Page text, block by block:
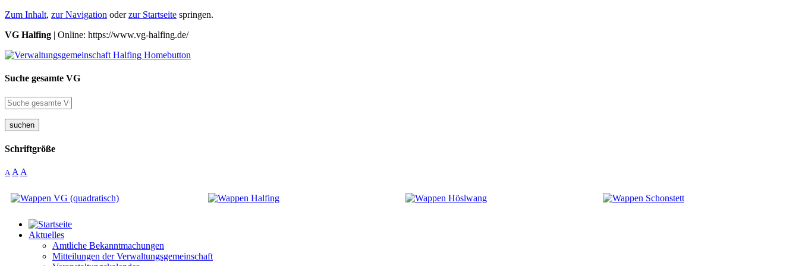
Zum Inhalt, zur Navigation oderzur Startseite springen.
VG Halfing | Online: https://www.vg-halfing.de/
Suche gesamte VG
suchen
Schriftgröße
A A A
Aktuelles
Amtliche Bekanntmachungen
Mitteilungen der Verwaltungsgemeinschaft